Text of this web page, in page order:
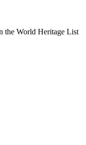
the World Heritage List